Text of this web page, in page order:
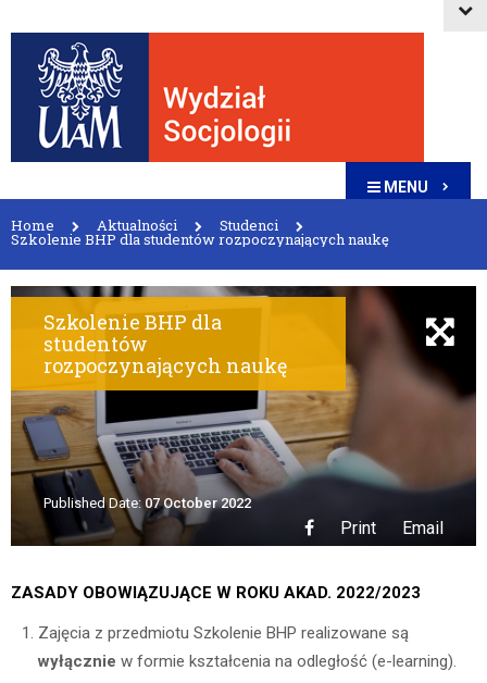
MENU
Home Aktualności Studenci
Szkolenie BHP dla studentów rozpoczynających naukę
Szkolenie BHP dla
studentów
rozpoczynających naukę
Print Email
Published Date: 07 October 2022
ZASADY OBOWIĄZUJĄCE W ROKU AKAD. 2022/2023
Zajęcia z przedmiotu Szkolenie BHP realizowane są
wyłącznie w formie kształcenia na odległość (e-learning).